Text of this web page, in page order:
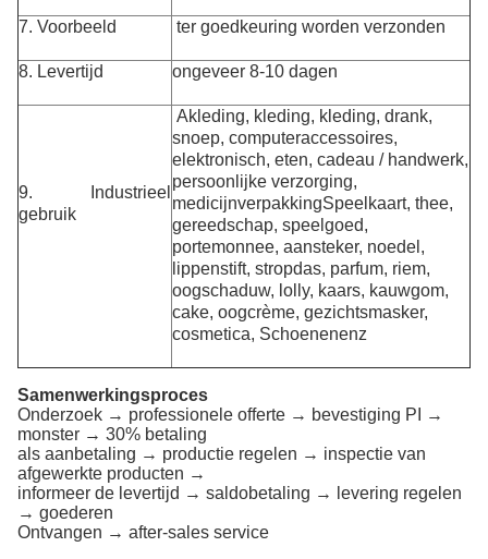
7. Voorbeeld ter goedkeuring worden verzonden
8. Levertijd ongeveer 8-10 dagen
9. Industrieel
gebruik
Akleding, kleding, kleding, drank,
snoep, computeraccessoires,
elektronisch, eten, cadeau / handwerk,
persoonlijke verzorging,
medicijnverpakkingSpeelkaart, thee,
gereedschap, speelgoed,
portemonnee, aansteker, noedel,
lippenstift, stropdas, parfum, riem,
oogschaduw, lolly, kaars, kauwgom,
cake, oogcrème, gezichtsmasker,
cosmetica, Schoenenenz
Samenwerkingsproces
Onderzoek → professionele offerte → bevestiging PI →
monster → 30% betaling
als aanbetaling → productie regelen → inspectie van
afgewerkte producten →
informeer de levertijd → saldobetaling → levering regelen
→ goederen
Ontvangen → after-sales service